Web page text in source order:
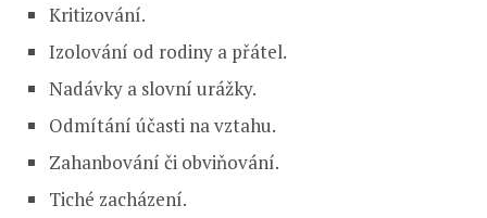
Kritizování.
Izolování od rodiny a přátel.
Nadávky a slovní urážky.
Odmítání účasti na vztahu.
Zahanbování či obviňování.
Tiché zacházení.